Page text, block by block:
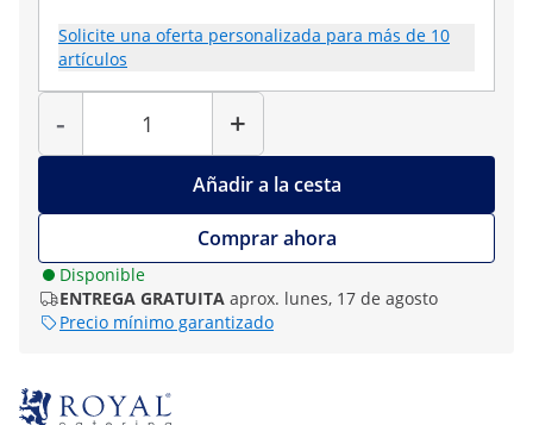
Solicite una oferta personalizada para más de 10
artículos
-
Cantidad
+
Añadir a la cesta
Comprar ahora
Disponible
ENTREGA GRATUITA aprox. lunes, 17 de agosto
Precio mínimo garantizado